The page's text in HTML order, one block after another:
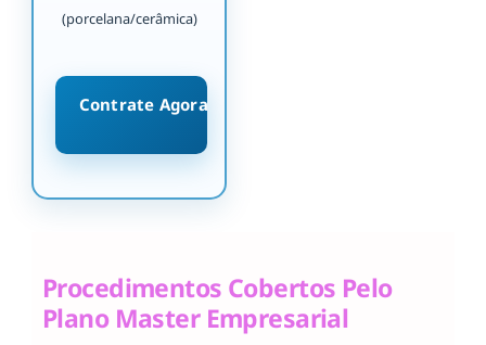
(porcelana/cerâmica)
Contrate Agora
Procedimentos Cobertos Pelo
Plano Master Empresarial